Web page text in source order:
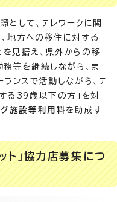
として、テレワークに関
地方への移住に対する
見据え、県外からの移
等を継続しながら、ま
ンスで活動しながら、テ
る39歳以下の方」を対
施設等利用料 を助成す
ト」協力店募集につ